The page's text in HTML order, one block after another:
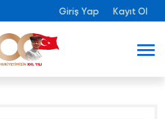
Giriş Yap Kayıt Ol